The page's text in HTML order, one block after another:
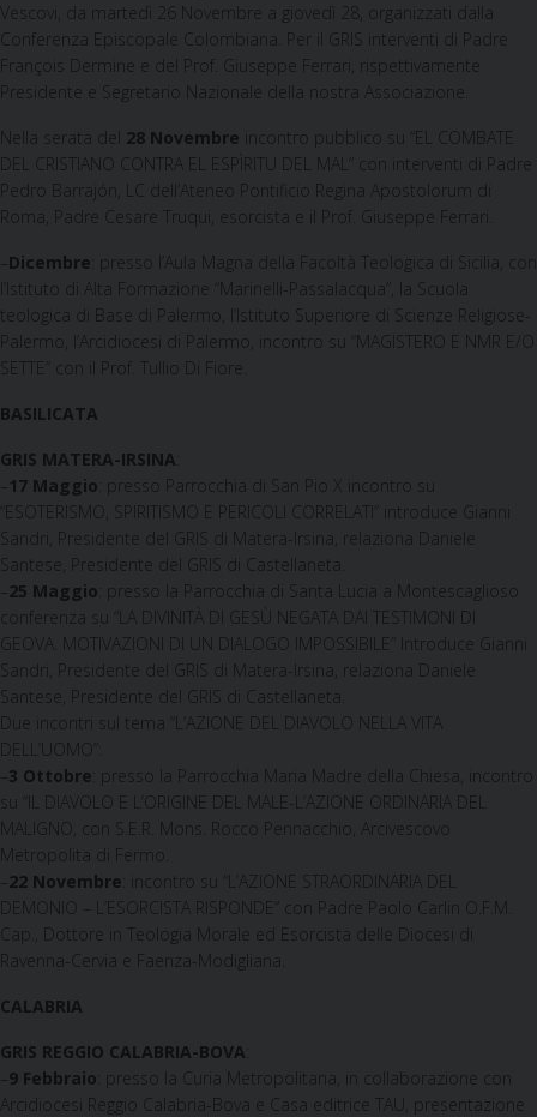
Vescovi, da martedì 26 Novembre a giovedì 28, organizzati dalla
Conferenza Episcopale Colombiana. Per il GRIS interventi di Padre
François Dermine e del Prof. Giuseppe Ferrari, rispettivamente
Presidente e Segretario Nazionale della nostra Associazione.
Nella serata del 28 Novembre incontro pubblico su “EL COMBATE
DEL CRISTIANO CONTRA EL ESPÌRITU DEL MAL” con interventi di Padre
Pedro Barrajón, LC dell’Ateneo Pontificio Regina Apostolorum di
Roma, Padre Cesare Truqui, esorcista e il Prof. Giuseppe Ferrari.
Dicembre : presso l’Aula Magna della Facoltà Teologica di Sicilia, con
l’Istituto di Alta Formazione “Marinelli-Passalacqua”, la Scuola
teologica di Base di Palermo, l’Istituto Superiore di Scienze Religiose-
Palermo, l’Arcidiocesi di Palermo, incontro su “MAGISTERO E NMR E/O
SETTE” con il Prof. Tullio Di Fiore.
BASILICATA
GRIS MATERA-IRSINA
17 Maggio : presso Parrocchia di San Pio X incontro su
“ESOTERISMO, SPIRITISMO E PERICOLI CORRELATI” introduce Gianni
Sandri, Presidente del GRIS di Matera-Irsina, relaziona Daniele
Santese, Presidente del GRIS di Castellaneta.
25 Maggio : presso la Parrocchia di Santa Lucia a Montescaglioso
conferenza su “LA DIVINITÀ DI GESÙ NEGATA DAI TESTIMONI DI
GEOVA. MOTIVAZIONI DI UN DIALOGO IMPOSSIBILE” Introduce Gianni
Sandri, Presidente del GRIS di Matera-Irsina, relaziona Daniele
Santese, Presidente del GRIS di Castellaneta.
Due incontri sul tema “L’AZIONE DEL DIAVOLO NELLA VITA
DELL’UOMO”:
3 Ottobre : presso la Parrocchia Maria Madre della Chiesa, incontro
su “IL DIAVOLO E L’ORIGINE DEL MALE-L’AZIONE ORDINARIA DEL
MALIGNO, con S.E.R. Mons. Rocco Pennacchio, Arcivescovo
Metropolita di Fermo.
22 Novembre : incontro su “L’AZIONE STRAORDINARIA DEL
DEMONIO – L’ESORCISTA RISPONDE” con Padre Paolo Carlin O.F.M.
Cap., Dottore in Teologia Morale ed Esorcista delle Diocesi di
Ravenna-Cervia e Faenza-Modigliana.
CALABRIA
GRIS REGGIO CALABRIA-BOVA
9 Febbraio : presso la Curia Metropolitana, in collaborazione con
Arcidiocesi Reggio Calabria-Bova e Casa editrice TAU, presentazione